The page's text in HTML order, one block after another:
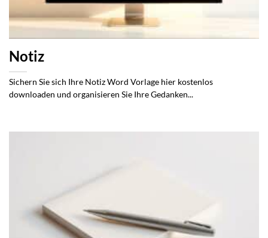
Notiz
Sichern Sie sich Ihre Notiz Word Vorlage hier kostenlos
downloaden und organisieren Sie Ihre Gedanken...